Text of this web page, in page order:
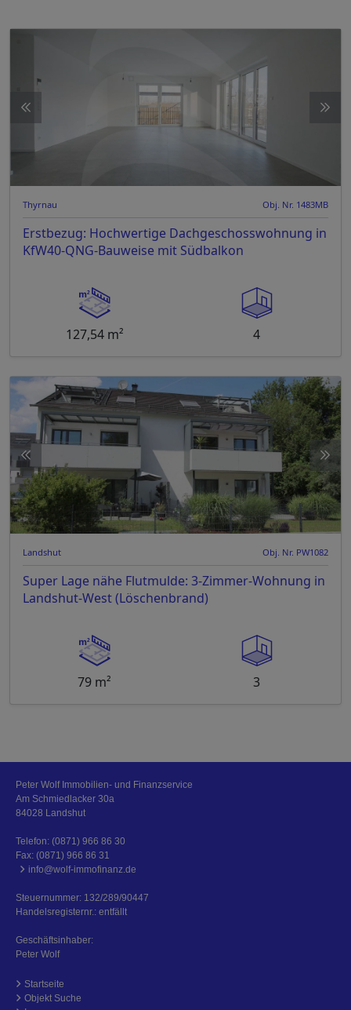
Thyrnau Obj. Nr. 1483MB
Erstbezug: Hochwertige Dachgeschosswohnung in
KfW40-QNG-Bauweise mit Südbalkon
127,54 m² 4
Landshut Obj. Nr. PW1082
Super Lage nähe Flutmulde: 3-Zimmer-Wohnung in
Landshut-West (Löschenbrand)
79 m² 3
Peter Wolf Immobilien- und Finanzservice
Am Schmiedlacker 30a
84028 Landshut
Telefon: (0871) 966 86 30
Fax: (0871) 966 86 31
info@wolf-immofinanz.de
Steuernummer: 132/289/90447
Handelsregisternr.: entfällt
Geschäftsinhaber:
Peter Wolf
Startseite
Objekt Suche